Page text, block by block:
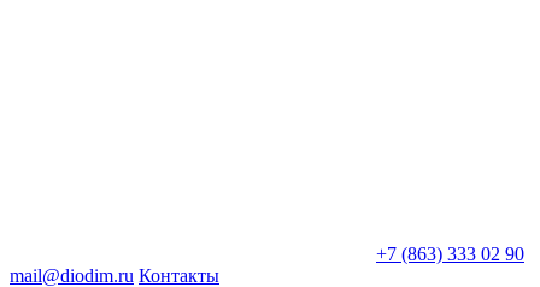
+7 (863) 333 02 90
mail@diodim.ru Контакты